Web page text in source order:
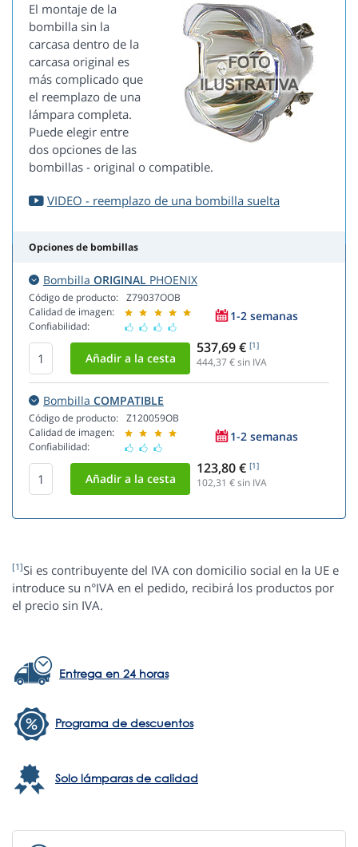
El montaje de la
bombilla sin la
carcasa dentro de la
carcasa original es
más complicado que
el reemplazo de una
lámpara completa.
Puede elegir entre
dos opciones de las
bombillas - original o compatible.
VIDEO - reemplazo de una bombilla suelta
Opciones de bombillas
Bombilla ORIGINAL PHOENIX
Código de producto:
Calidad de imagen:
Confiabilidad:
Z79037OOB
1-2 semanas
537,69 € [1]
444,37 € sin IVA
Bombilla COMPATIBLE
Código de producto:
Calidad de imagen:
Confiabilidad:
Z120059OB
1-2 semanas
123,80 € [1]
102,31 € sin IVA
[1]Si es contribuyente del IVA con domicilio social en la UE e
introduce su n°IVA en el pedido, recibirá los productos por
el precio sin IVA.
Entrega en 24 horas
Programa de descuentos
Solo lámparas de calidad